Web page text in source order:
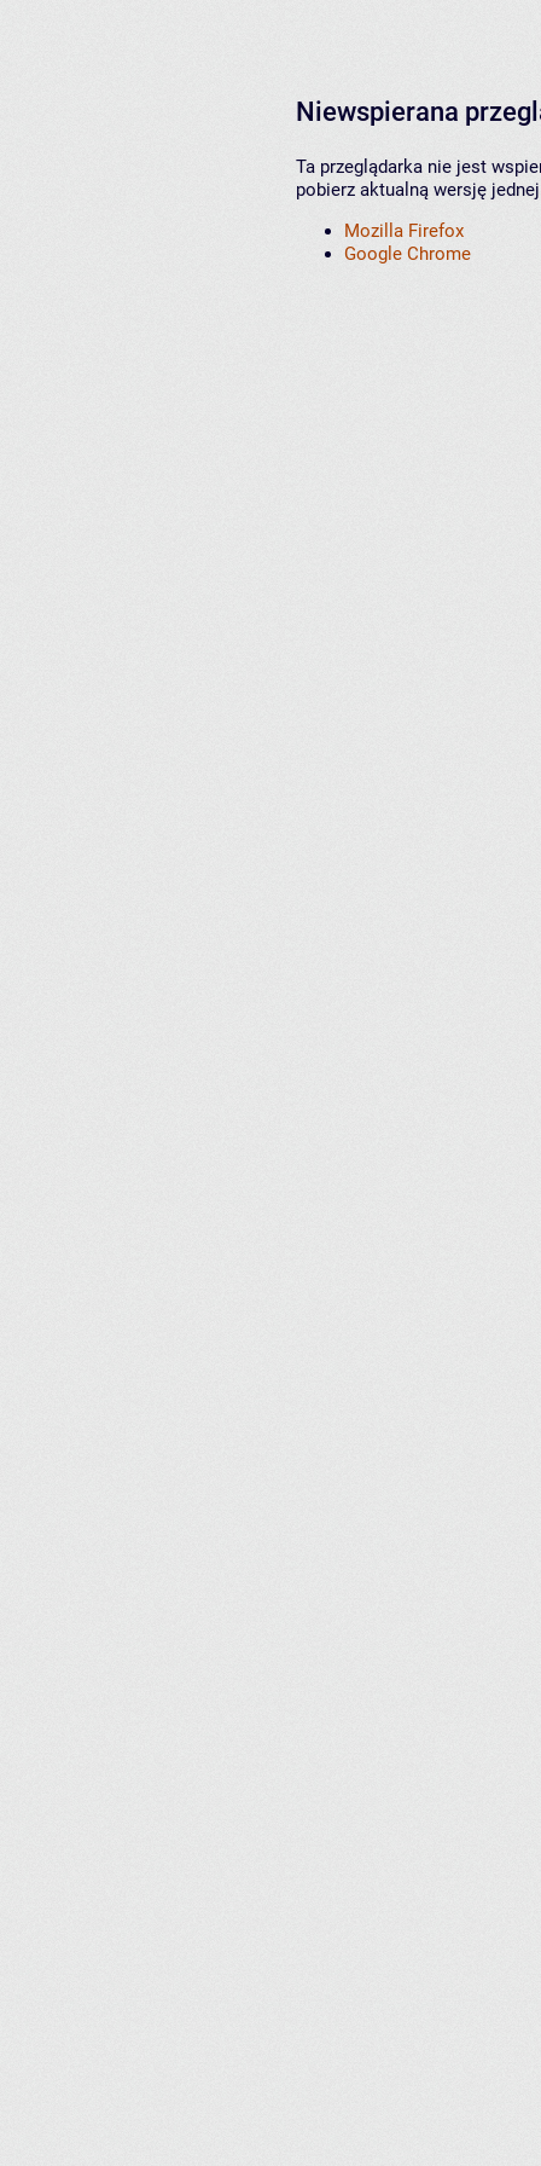
Niewspierana
Ta przeglądarka nie jest
pobierz aktualną wersję
Mozilla Firefox
Google Chrome